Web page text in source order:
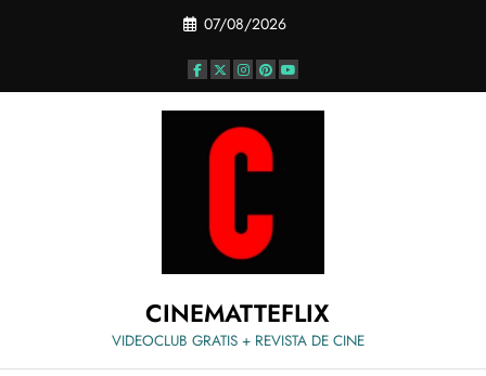
07/08/2026
CINEMATTEFLIX
VIDEOCLUB GRATIS + REVISTA DE CINE